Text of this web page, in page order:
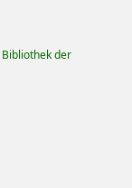
Bibliothek der